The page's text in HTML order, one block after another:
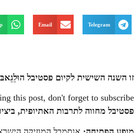
Telegram
Email
זו השנה השישית לקיום פסטיבל
this post, don't forget to subscribe!
פסטיבל מחווה לתרבות האתיופית,